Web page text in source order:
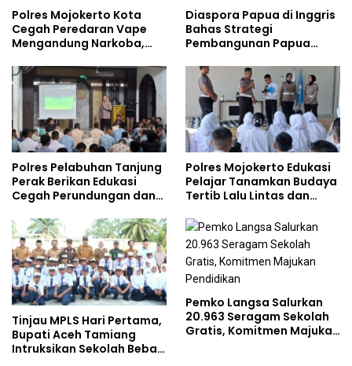
Polres Mojokerto Kota
Cegah Peredaran Vape
Mengandung Narkoba,
Kalangan Remaja
Diaspora Papua di Inggris
Bahas Strategi
Pembangunan Papua
Doktoral Internasional
Polres Pelabuhan Tanjung
Perak Berikan Edukasi
Cegah Perundungan dan
kepada Pelajar MPLS
Polres Mojokerto Edukasi
Pelajar Tanamkan Budaya
Tertib Lalu Lintas dan
Tinjau MPLS Hari Pertama,
Bupati Aceh Tamiang
Intruksikan Sekolah Bebas
Pemko Langsa Salurkan
20.963 Seragam Sekolah
Gratis, Komitmen Majukan